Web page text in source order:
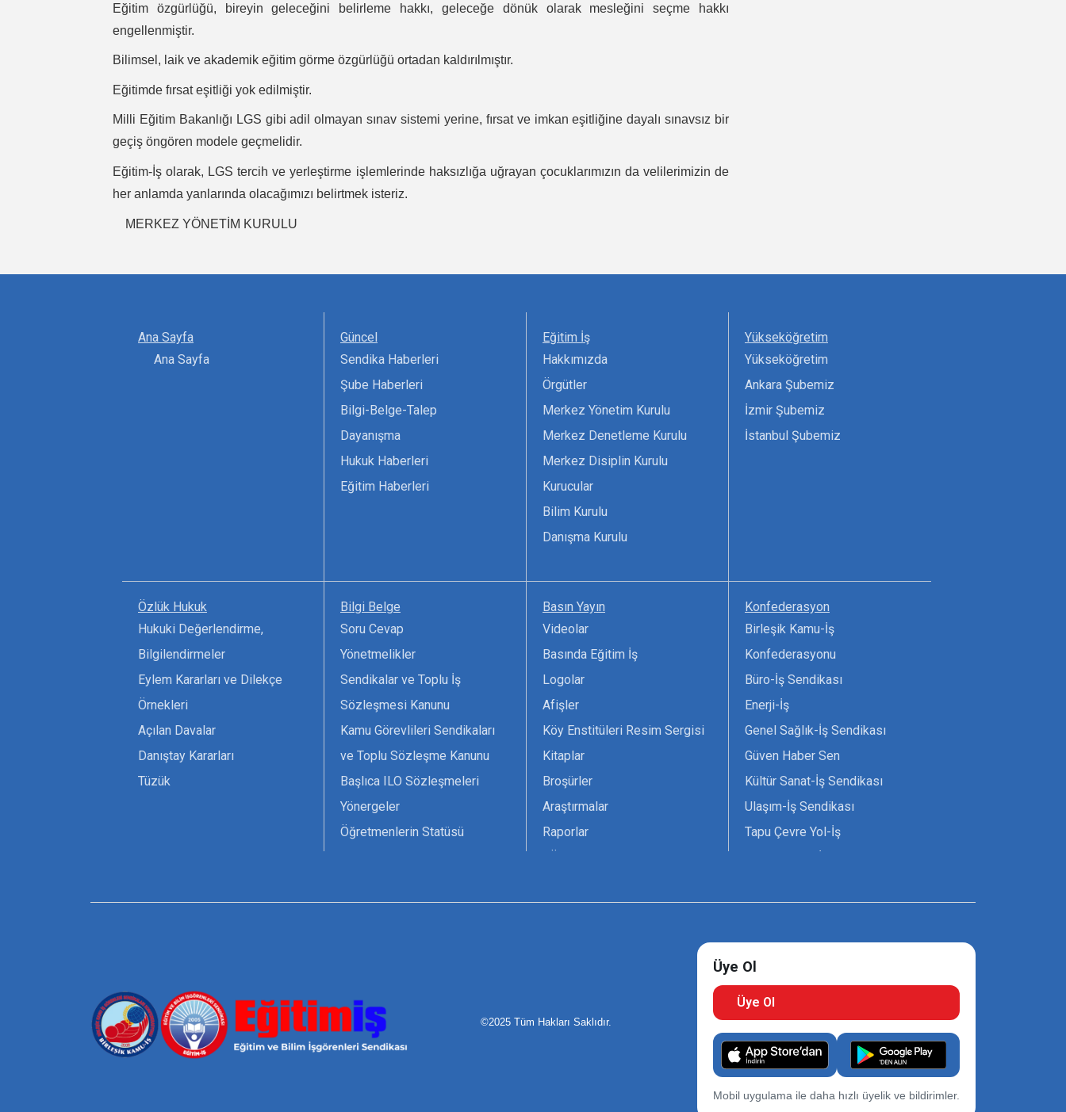
Eğitim özgürlüğü, bireyin geleceğini belirleme hakkı, geleceğe dönük olarak mesleğini seçme hakkı
engellenmiştir.
Bilimsel, laik ve akademik eğitim görme özgürlüğü ortadan kaldırılmıştır.
Eğitimde fırsat eşitliği yok edilmiştir.
Milli Eğitim Bakanlığı LGS gibi adil olmayan sınav sistemi yerine, fırsat ve imkan eşitliğine dayalı sınavsız bir
geçiş öngören modele geçmelidir.
Eğitim-İş olarak, LGS tercih ve yerleştirme işlemlerinde haksızlığa uğrayan çocuklarımızın da velilerimizin de
her anlamda yanlarında olacağımızı belirtmek isteriz.
MERKEZ YÖNETİM KURULU
Ana Sayfa
Ana Sayfa
Güncel
Sendika Haberleri
Şube Haberleri
Bilgi-Belge-Talep
Dayanışma
Hukuk Haberleri
Eğitim Haberleri
Eğitim İş
Hakkımızda
Örgütler
Merkez Yönetim Kurulu
Merkez Denetleme Kurulu
Merkez Disiplin Kurulu
Kurucular
Bilim Kurulu
Danışma Kurulu
Yükseköğretim
Yükseköğretim
Ankara Şubemiz
İzmir Şubemiz
İstanbul Şubemiz
Özlük Hukuk
Hukuki Değerlendirme,
Bilgilendirmeler
Eylem Kararları ve Dilekçe
Örnekleri
Açılan Davalar
Danıştay Kararları
Tüzük
Bilgi Belge
Soru Cevap
Yönetmelikler
Sendikalar ve Toplu İş
Sözleşmesi Kanunu
Kamu Görevlileri Sendikaları
ve Toplu Sözleşme Kanunu
Başlıca ILO Sözleşmeleri
Yönergeler
Öğretmenlerin Statüsü
Basın Yayın
Videolar
Basında Eğitim İş
Logolar
Afişler
Köy Enstitüleri Resim Sergisi
Kitaplar
Broşürler
Araştırmalar
Raporlar
Konfederasyon
Birleşik Kamu-İş
Konfederasyonu
Büro-İş Sendikası
Enerji-İş
Genel Sağlık-İş Sendikası
Güven Haber Sen
Kültür Sanat-İş Sendikası
Ulaşım-İş Sendikası
Tapu Çevre Yol-İş
©2025 Tüm Hakları Saklıdır.
Üye Ol
Üye Ol
Mobil uygulama ile daha hızlı üyelik ve bildirimler.